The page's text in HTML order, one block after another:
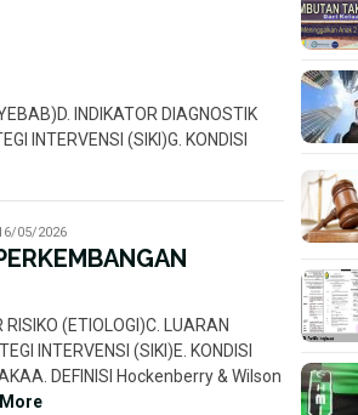
INDIKATOR DIAGNOSTIK
INTERVENSI (SIKI)G. KONDISI
05/2026
(ETIOLOGI)C. LUARAN
INTERVENSI (SIKI)E. KONDISI
DEFINISI Hockenberry & Wilson
More